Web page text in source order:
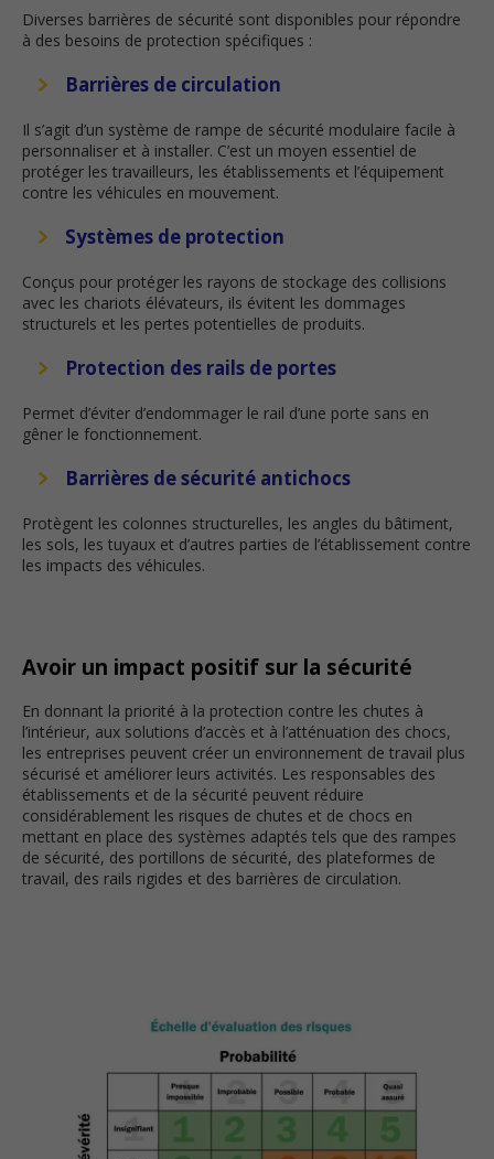
Diverses barrières de sécurité sont disponibles pour répondre
à des besoins de protection spécifiques :
Barrières de circulation
Il s’agit d’un système de rampe de sécurité modulaire facile à
personnaliser et à installer. C’est un moyen essentiel de
protéger les travailleurs, les établissements et l’équipement
contre les véhicules en mouvement.
Systèmes de protection
Conçus pour protéger les rayons de stockage des collisions
avec les chariots élévateurs, ils évitent les dommages
structurels et les pertes potentielles de produits.
Protection des rails de portes
Permet d’éviter d’endommager le rail d’une porte sans en
gêner le fonctionnement.
Barrières de sécurité antichocs
Protègent les colonnes structurelles, les angles du bâtiment,
les sols, les tuyaux et d’autres parties de l’établissement contre
les impacts des véhicules.
Avoir un impact positif sur la sécurité
En donnant la priorité à la protection contre les chutes à
l’intérieur, aux solutions d’accès et à l’atténuation des chocs,
les entreprises peuvent créer un environnement de travail plus
sécurisé et améliorer leurs activités. Les responsables des
établissements et de la sécurité peuvent réduire
considérablement les risques de chutes et de chocs en
mettant en place des systèmes adaptés tels que des rampes
de sécurité, des portillons de sécurité, des plateformes de
travail, des rails rigides et des barrières de circulation.